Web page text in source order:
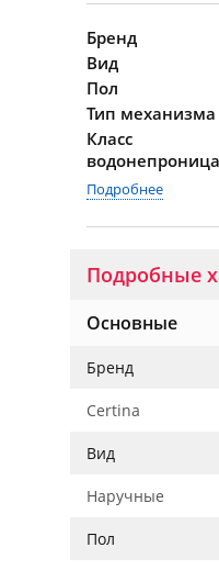
Бренд
Вид
Пол
Тип механизма
Класс
Подробнее
Подробные
Основные
Бренд
Certina
Вид
Наручные
Пол